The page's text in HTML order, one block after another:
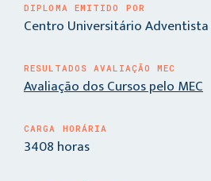
DIPLOMA EMITIDO POR
Centro Universitário Adventista
RESULTADOS AVALIAÇÃO MEC
Avaliação dos Cursos pelo MEC
CARGA HORÁRIA
3408 horas